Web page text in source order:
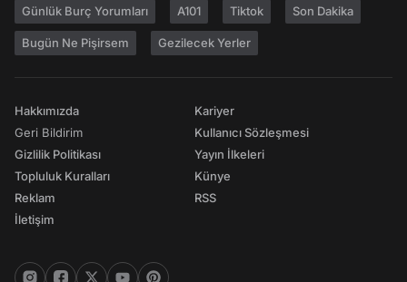
Günlük Burç Yorumları A101 Tiktok Son Dakika
Bugün Ne Pişirsem Gezilecek Yerler
Hakkımızda
Geri Bildirim
Gizlilik Politikası
Topluluk Kuralları
Reklam
İletişim
Kariyer
Kullanıcı Sözleşmesi
Yayın İlkeleri
Künye
RSS